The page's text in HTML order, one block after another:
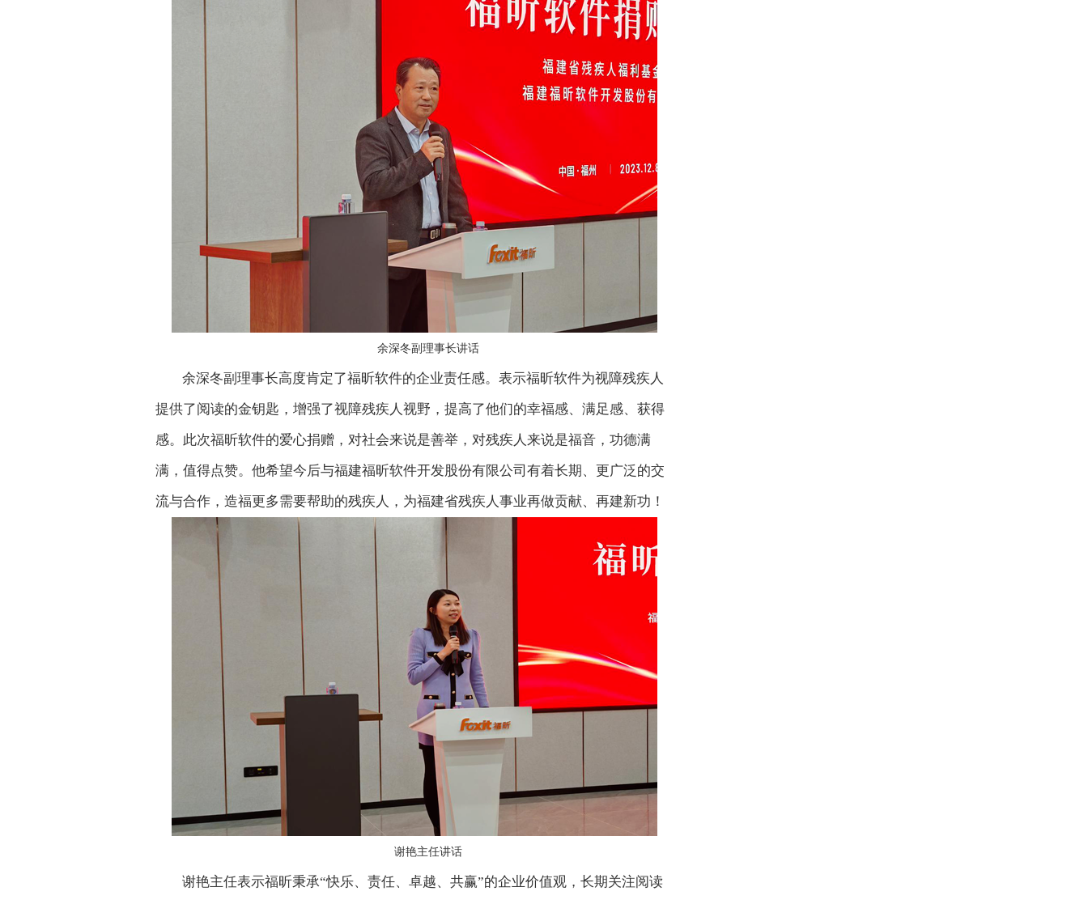
余深冬副理事长讲话
余深冬副理事长高度肯定了福昕软件的企业责任感。表示福昕软件为视障残疾人
提供了阅读的金钥匙，增强了视障残疾人视野，提高了他们的幸福感、满足感、获得
感。此次福昕软件的爱心捐赠，对社会来说是善举，对残疾人来说是福音，功德满
满，值得点赞。他希望今后与福建福昕软件开发股份有限公司有着长期、更广泛的交
流与合作，造福更多需要帮助的残疾人，为福建省残疾人事业再做贡献、再建新功！
谢艳主任讲话
谢艳主任表示福昕秉承“快乐、责任、卓越、共赢”的企业价值观，长期关注阅读